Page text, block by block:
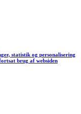
statistik og personalisering
brug af websiden